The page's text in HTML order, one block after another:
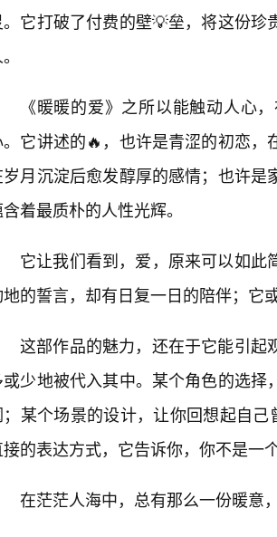
。它打破了付费的壁💡垒，将这份
《暖暖的爱》之所以能触动人心
。它讲述的🔥，也许是青涩的初恋
月沉淀后愈发醇厚的感情；也许
着最质朴的人性光辉。
它让我们看到，爱，原来可以如
地的誓言，却有日复一日的陪伴；它
这部作品的魅力，还在于它能引起
或少地被代入其中。某个角色的选
某个场景的设计，让你回想起自
接的表达方式，它告诉你，你不是一
在茫茫人海中，总有那么一份暖意